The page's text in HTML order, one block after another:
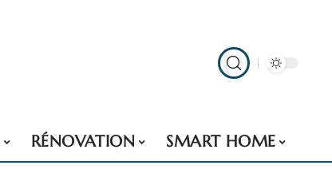
RÉNOVATION SMART HOME